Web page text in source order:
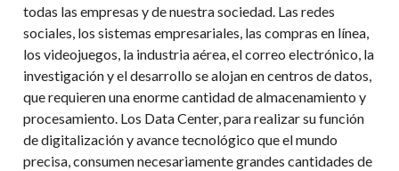
todas las empresas y de nuestra sociedad. Las redes
sociales, los sistemas empresariales, las compras en línea,
los videojuegos, la industria aérea, el correo electrónico, la
investigación y el desarrollo se alojan en centros de datos,
que requieren una enorme cantidad de almacenamiento y
procesamiento. Los Data Center, para realizar su función
de digitalización y avance tecnológico que el mundo
precisa, consumen necesariamente grandes cantidades de